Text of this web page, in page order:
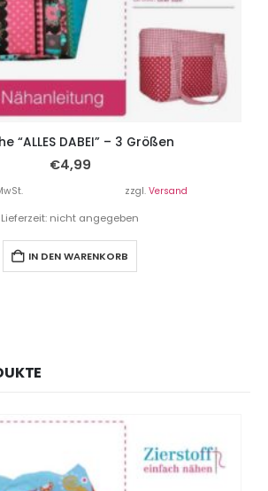
“ALLES DABEI” – 3 Größen
€4,99
zzgl. Versand
Lieferzeit: nicht angegeben
IN DEN WARENKORB